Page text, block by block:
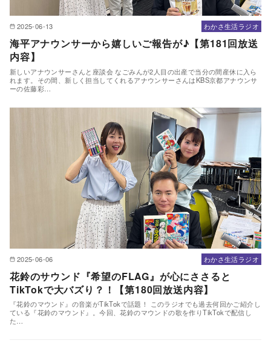
2025-06-13 わかさ生活ラジオ
海平アナウンサーから嬉しいご報告が♪【第181回放送
内容】
新しいアナウンサーさんと座談会 なごみんが2人目の出産で当分の間産休に入ら
れます。その間、新しく担当してくれるアナウンサーさんはKBS京都アナウンサ
ーの佐藤彩…
2025-06-06 わかさ生活ラジオ
花鈴のサウンド『希望のFLAG』が心にささると
TikTokで大バズり？！【第180回放送内容】
『花鈴のマウンド』の音楽がTikTokで話題！ このラジオでも過去何回かご紹介し
ている『花鈴のマウンド』。今回、花鈴のマウンドの歌を作りTikTokで配信し
た…